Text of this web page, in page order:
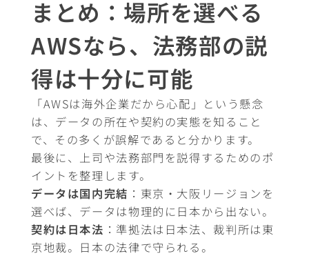
まとめ：場所を選べる
AWSなら、法務部の説
得は十分に可能
「AWSは海外企業だから心配」という懸念
は、データの所在や契約の実態を知ること
で、その多くが誤解であると分かります。
最後に、上司や法務部門を説得するためのポ
イントを整理します。
データは国内完結 ：東京・大阪リージョンを
選べば、データは物理的に日本から出ない。
契約は日本法 ：準拠法は日本法、裁判所は東
京地裁。日本の法律で守られる。